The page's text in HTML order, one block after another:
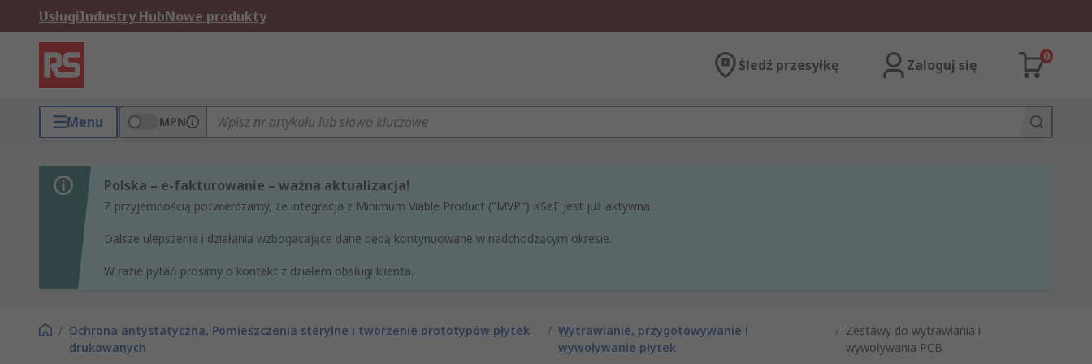
UsługiIndustry HubNowe produkty
Śledź przesyłkę Zaloguj się
0
Menu MPN
Polska – e-fakturowanie – ważna aktualizacja!
Z przyjemnością potwierdzamy, że integracja z Minimum Viable Product ("MVP") KSeF jest już aktywna.
Dalsze ulepszenia i działania wzbogacające dane będą kontynuowane w nadchodzącym okresie.
W razie pytań prosimy o kontakt z działem obsługi klienta.
/ Ochrona antystatyczna, Pomieszczenia sterylne i tworzenie prototypów płytek
drukowanych
/ Wytrawianie, przygotowywanie i
wywoływanie płytek
/ Zestawy do wytrawiania i
wywoływania PCB